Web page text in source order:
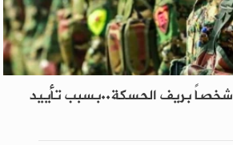
"ب ي د" تعتقل 125 شخصاً بريف الحسكة..بسبب تأييد